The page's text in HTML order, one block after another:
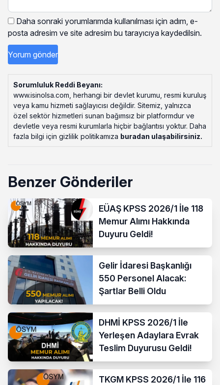
Daha sonraki yorumlarımda kullanılması için adım, e-
posta adresim ve site adresim bu tarayıcıya kaydedilsin.
Sorumluluk Reddi Beyanı:
www.isinolsa.com, herhangi bir devlet kurumu, resmi kuruluş
veya kamu hizmeti sağlayıcısı değildir. Sitemiz, yalnızca
özel sektör hizmetleri sunan bağımsız bir platformdur ve
devletle veya resmi kurumlarla hiçbir bağlantısı yoktur. Daha
fazla bilgi için gizlilik politikamıza buradan ulaşabilirsiniz.
Benzer Gönderiler
EÜAŞ KPSS 2026/1 İle 118
Memur Alımı Hakkında
Duyuru Geldi!
Gelir İdaresi Başkanlığı
550 Personel Alacak:
Şartlar Belli Oldu
DHMİ KPSS 2026/1 İle
Yerleşen Adaylara Evrak
Teslim Duyurusu Geldi!
TKGM KPSS 2026/1 İle 116